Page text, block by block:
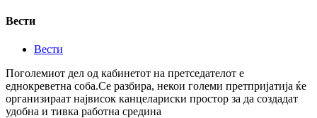
Вести
Вести
Поголемиот дел од кабинетот на претседателот е
еднокреветна соба.Се разбира, некои големи претпријатија ќе
организираат највисок канцелариски простор за да создадат
удобна и тивка работна средина